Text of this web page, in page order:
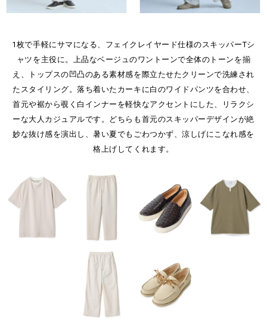
1枚で手軽にサマになる、フェイクレイヤード仕様のスキッパーTシ
ャツを主役に。上品なベージュのワントーンで全体のトーンを揃
え、トップスの凹凸のある素材感を際立たせたクリーンで洗練され
たスタイリング。落ち着いたカーキに白のワイドパンツを合わせ、
首元や裾から覗く白インナーを軽快なアクセントにした、リラクシ
ーな大人カジュアルです。どちらも首元のスキッパーデザインが絶
妙な抜け感を演出し、暑い夏でもごわつかず、涼しげにこなれ感を
格上げしてくれます。